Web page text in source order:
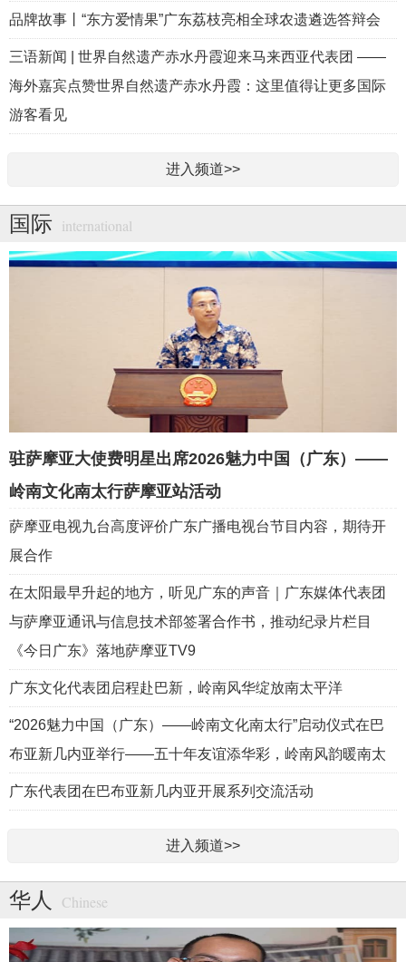
品牌故事丨“东方爱情果”广东荔枝亮相全球农遗遴选答辩会
三语新闻 | 世界自然遗产赤水丹霞迎来马来西亚代表团 ——
海外嘉宾点赞世界自然遗产赤水丹霞：这里值得让更多国际
游客看见
进入频道>>
国际 international
驻萨摩亚大使费明星出席2026魅力中国（广东）——
岭南文化南太行萨摩亚站活动
萨摩亚电视九台高度评价广东广播电视台节目内容，期待开
展合作
在太阳最早升起的地方，听见广东的声音｜广东媒体代表团
与萨摩亚通讯与信息技术部签署合作书，推动纪录片栏目
《今日广东》落地萨摩亚TV9
广东文化代表团启程赴巴新，岭南风华绽放南太平洋
“2026魅力中国（广东）——岭南文化南太行”启动仪式在巴
布亚新几内亚举行——五十年友谊添华彩，岭南风韵暖南太
广东代表团在巴布亚新几内亚开展系列交流活动
进入频道>>
华人 Chinese